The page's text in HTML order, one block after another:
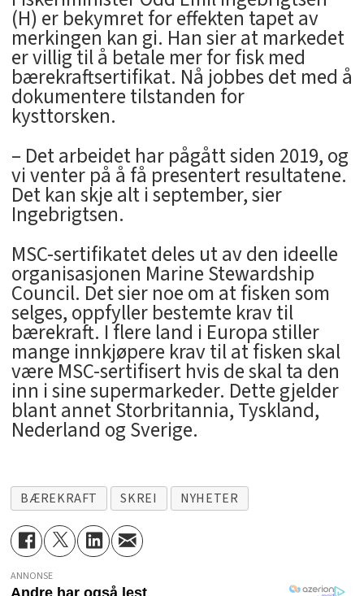
(H) er bekymret for effekten tapet av
merkingen kan gi. Han sier at markedet
er villig til å betale mer for fisk med
bærekraftsertifikat. Nå jobbes det med å
dokumentere tilstanden for
kysttorsken.
– Det arbeidet har pågått siden 2019, og
vi venter på å få presentert resultatene.
Det kan skje alt i september, sier
Ingebrigtsen.
MSC-sertifikatet deles ut av den ideelle
organisasjonen Marine Stewardship
Council. Det sier noe om at fisken som
selges, oppfyller bestemte krav til
bærekraft. I flere land i Europa stiller
mange innkjøpere krav til at fisken skal
være MSC-sertifisert hvis de skal ta den
inn i sine supermarkeder. Dette gjelder
blant annet Storbritannia, Tyskland,
Nederland og Sverige.
BÆREKRAFT SKREI NYHETER
ANNONSE